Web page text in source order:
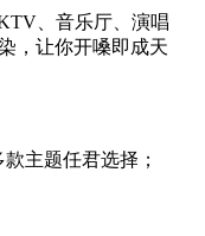
、音乐厅、演唱
，让你开嗓即成天
主题任君选择；